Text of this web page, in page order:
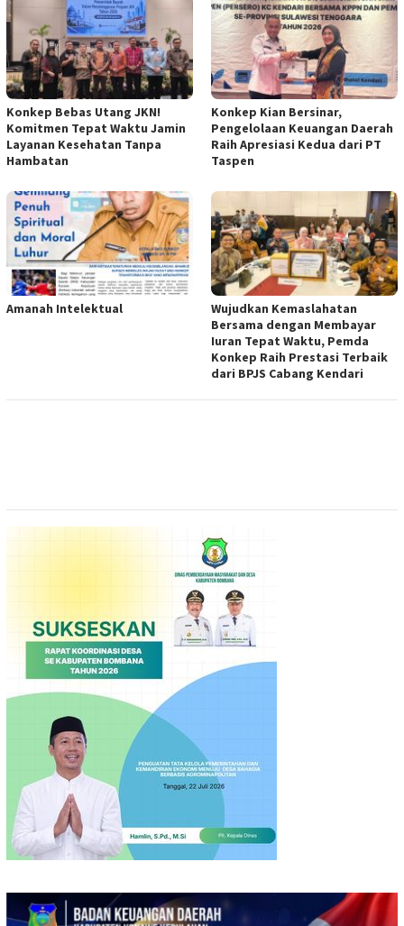
Konkep Bebas Utang JKN!
Komitmen Tepat Waktu Jamin
Layanan Kesehatan Tanpa
Hambatan
Konkep Kian Bersinar,
Pengelolaan Keuangan Daerah
Raih Apresiasi Kedua dari PT
Taspen
Amanah Intelektual
Wujudkan Kemaslahatan
Bersama dengan Membayar
Iuran Tepat Waktu, Pemda
Konkep Raih Prestasi Terbaik
dari BPJS Cabang Kendari